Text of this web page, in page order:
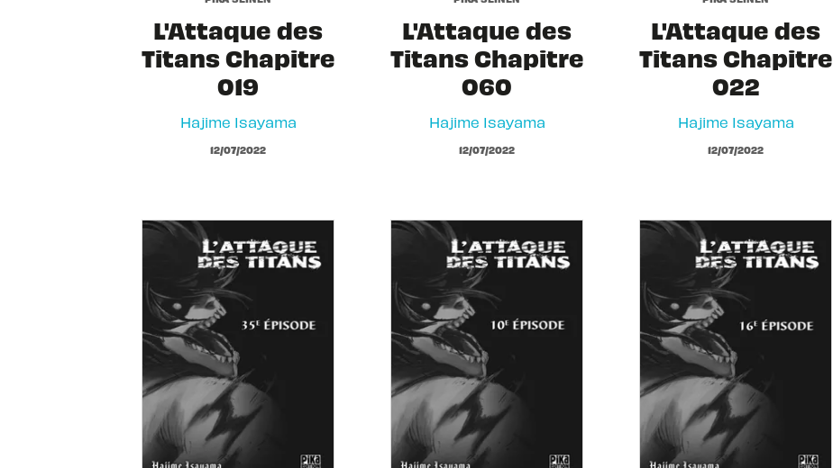
L'Attaque des
Titans Chapitre
019
Hajime Isayama
12/07/2022
L'Attaque des
Titans Chapitre
060
Hajime Isayama
12/07/2022
L'Attaque des
Titans Chapitre
022
Hajime Isayama
12/07/2022